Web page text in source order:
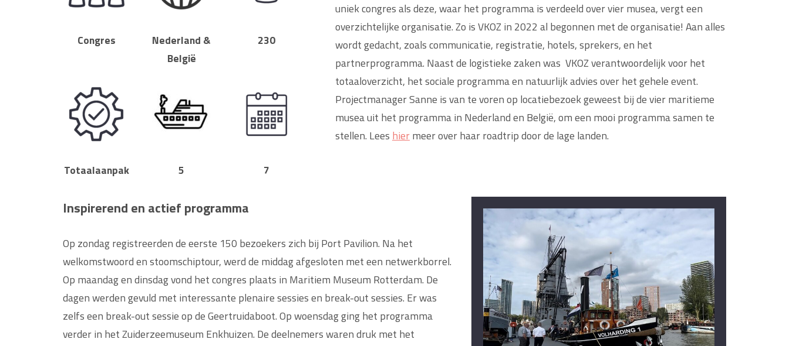
Congres
Nederland &
België
230
Totaalaanpak 5 7
uniek congres als deze, waar het programma is verdeeld over vier musea, vergt een
overzichtelijke organisatie. Zo is VKOZ in 2022 al begonnen met de organisatie! Aan alles
wordt gedacht, zoals communicatie, registratie, hotels, sprekers, en het
partnerprogramma. Naast de logistieke zaken was VKOZ verantwoordelijk voor het
totaaloverzicht, het sociale programma en natuurlijk advies over het gehele event.
Projectmanager Sanne is van te voren op locatiebezoek geweest bij de vier maritieme
musea uit het programma in Nederland en België, om een mooi programma samen te
stellen. Lees hiermeer over haar roadtrip door de lage landen.
Inspirerend en actief programma
Op zondag registreerden de eerste 150 bezoekers zich bij Port Pavilion. Na het
welkomstwoord en stoomschiptour, werd de middag afgesloten met een netwerkborrel.
Op maandag en dinsdag vond het congres plaats in Maritiem Museum Rotterdam. De
dagen werden gevuld met interessante plenaire sessies en break-out sessies. Er was
zelfs een break-out sessie op de Geertruidaboot. Op woensdag ging het programma
verder in het Zuiderzeemuseum Enkhuizen. De deelnemers waren druk met het